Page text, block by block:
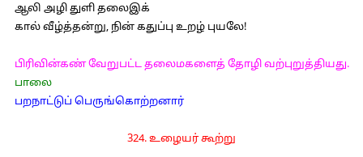
ஆலி அழி துளி தலைஇக்
கால் வீழ்த்தன்று, நின் கதுப்பு உறழ் புயலே!
பிரிவின்கண் வேறுபட்ட தலைமகளைத் தோழி வற்புறுத்தியது.
பாலை
பறநாட்டுப் பெருங்கொற்றனார்
324. உழையர் கூற்று